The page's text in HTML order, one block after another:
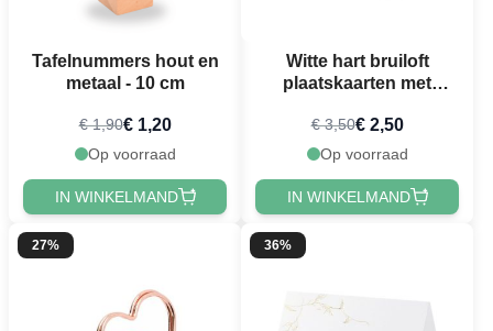
Tafelnummers hout en
metaal - 10 cm
€ 1,90€ 1,20
Op voorraad
IN WINKELMAND
Witte hart bruiloft
plaatskaarten met
22x15,7 cm
€ 3,50€ 2,50
Op voorraad
IN WINKELMAND
27% 36%